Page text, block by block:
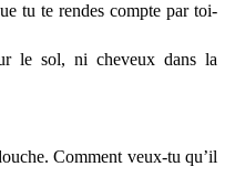
tu te rendes compte par toi-
le sol, ni cheveux dans la
Comment veux-tu qu’il